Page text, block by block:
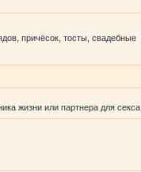
причёсок, тосты, свадебные
жизни или партнера для